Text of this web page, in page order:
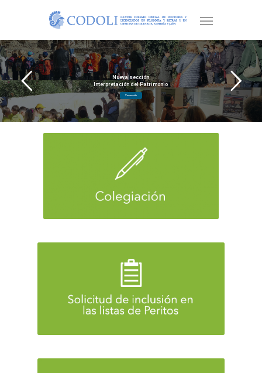
Nueva sección
Interpretación del Patrimonio
Ver sección